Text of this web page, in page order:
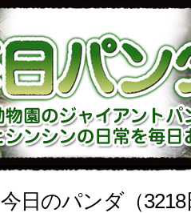
今日のパンダ（3218